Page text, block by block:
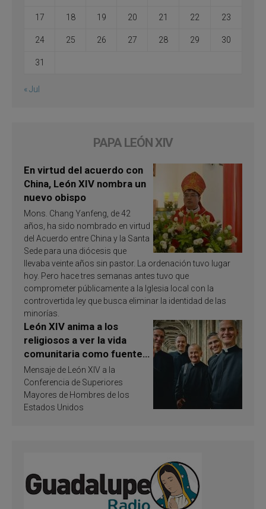
17 18 19 20 21 22 23
24 25 26 27 28 29 30
31
« Jul
PAPA LEÓN XIV
En virtud del acuerdo con
China, León XIV nombra un
nuevo obispo
Mons. Chang Yanfeng, de 42
años, ha sido nombrado en virtud
del Acuerdo entre China y la Santa
Sede para una diócesis que
llevaba veinte años sin pastor. La ordenación tuvo lugar
hoy. Pero hace tres semanas antes tuvo que
comprometer públicamente a la Iglesia local con la
controvertida ley que busca eliminar la identidad de las
minorías.
León XIV anima a los
religiosos a ver la vida
comunitaria como fuente
de inspiración y
santificación
Mensaje de León XIV a la
Conferencia de Superiores
Mayores de Hombres de los
Estados Unidos